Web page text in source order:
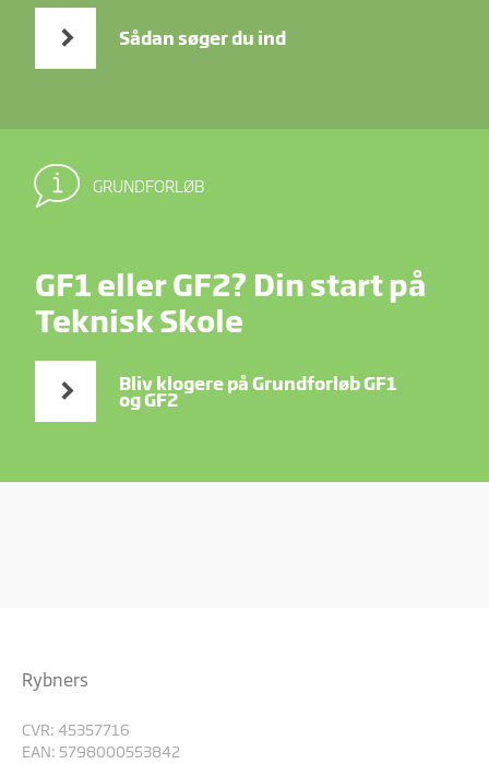
Sådan søger du ind
GRUNDFORLØB
GF1 eller GF2? Din start på
Teknisk Skole
Bliv klogere på Grundforløb GF1
og GF2
Rybners
CVR: 45357716
EAN: 5798000553842